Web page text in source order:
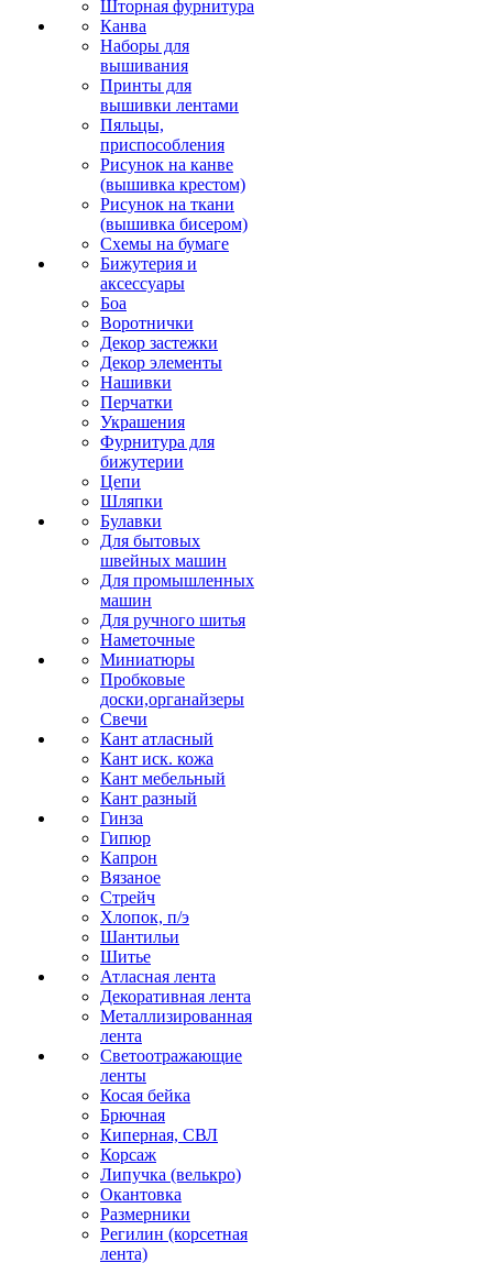
Шторная фурнитура
Канва
Наборы для
вышивания
Принты для
вышивки лентами
Пяльцы,
приспособления
Рисунок на канве
(вышивка крестом)
Рисунок на ткани
(вышивка бисером)
Схемы на бумаге
Бижутерия и
аксессуары
Боа
Воротнички
Декор застежки
Декор элементы
Нашивки
Перчатки
Украшения
Фурнитура для
бижутерии
Цепи
Шляпки
Булавки
Для бытовых
швейных машин
Для промышленных
машин
Для ручного шитья
Наметочные
Миниатюры
Пробковые
доски,органайзеры
Свечи
Кант атласный
Кант иск. кожа
Кант мебельный
Кант разный
Гинза
Гипюр
Капрон
Вязаное
Стрейч
Хлопок, п/э
Шантильи
Шитье
Атласная лента
Декоративная лента
Металлизированная
лента
Светоотражающие
ленты
Косая бейка
Брючная
Киперная, СВЛ
Корсаж
Липучка (велькро)
Окантовка
Размерники
Регилин (корсетная
лента)